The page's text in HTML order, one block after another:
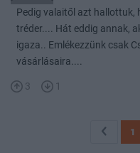
Pedig valaitől azt hallottuk,
tréder.... Hát eddig annak,
igaza.. Emlékezzünk csak
vásárlásaira....
3 1
1